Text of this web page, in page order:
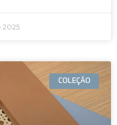
2025
COLEÇÃO